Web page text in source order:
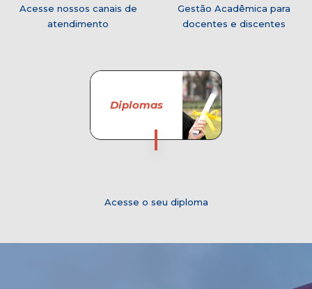
Acesse nossos canais de
atendimento
Gestão Acadêmica para
docentes e discentes
Diplomas
Acesse o seu diploma